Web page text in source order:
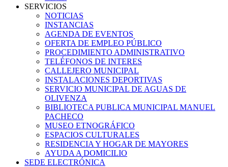
SERVICIOS
NOTICIAS
INSTANCIAS
AGENDA DE EVENTOS
OFERTA DE EMPLEO PÚBLICO
PROCEDIMIENTO ADMINISTRATIVO
TELÉFONOS DE INTERES
CALLEJERO MUNICIPAL
INSTALACIONES DEPORTIVAS
SERVICIO MUNICIPAL DE AGUAS DE
OLIVENZA
BIBLIOTECA PUBLICA MUNICIPAL MANUEL
PACHECO
MUSEO ETNOGRÁFICO
ESPACIOS CULTURALES
RESIDENCIA Y HOGAR DE MAYORES
AYUDA A DOMICILIO
SEDE ELECTRÓNICA